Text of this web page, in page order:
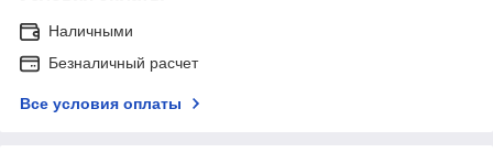
Наличными
Безналичный расчет
Все условия оплаты